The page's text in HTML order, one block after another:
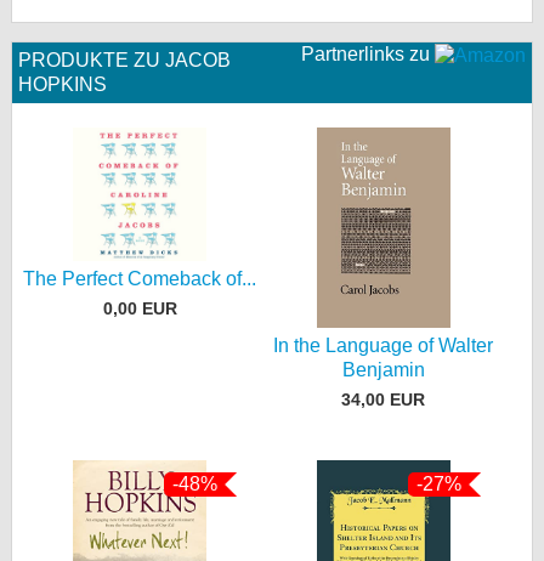
Partnerlinks zu
PRODUKTE ZU JACOB
HOPKINS
The Perfect Comeback of...
0,00 EUR
In the Language of Walter
Benjamin
34,00 EUR
-48% -27%
Desktop-Ansicht
myFanbase